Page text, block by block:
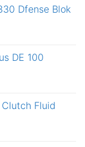
Dfense Blok
DE 100
Fluid